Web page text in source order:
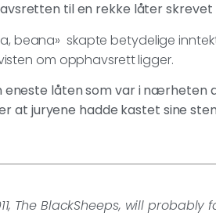
til en rekke låter
beana» skapte betydelige
om opphavsrett ligger.
eneste låten som var i nærheten
at juryene hadde kastet sine
The BlackSheeps, will